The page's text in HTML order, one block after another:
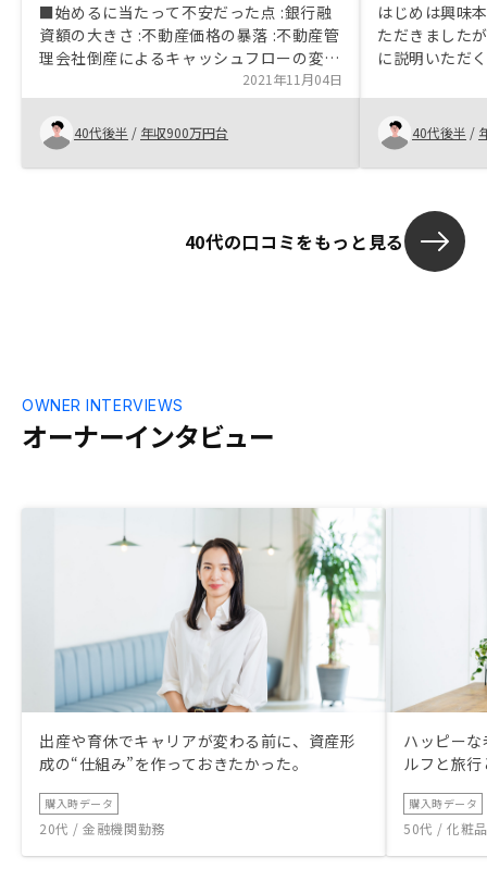
■始めるに当たって不安だった点 :銀行融
資額の大きさ :不動産価格の暴落 :不動産管
理会社倒産によるキャッシュフローの変動
■購入の決め手となった点 :もともと株式
投資をやっていたためジーエーテクノロジ
ーズが東証マザーズに上場したとき代表取
締役樋口龍さんのYouTubeを拝見した。
理念、ビジョン、情熱、新しいプラットフ
フォワードの広告にジーエーテクノロジー
運んだ、理由は不動産投資とは言え大金の
銀行融資を受けるためやはりface-to-face
で営業マンと話をしたかった、自分の目で
ても心配性のため1人の営業マンの話だけ
では決意と覚悟が決まらず合計4人の営業
マンと商談を行った。 :どの営業マンも知
識スキルは高く商談内容に相違は無いこと
を確認、最後の決め手となった営業マンの
一言、まず不動産投資をやるかやらないか
その決断をゆっくりでいいので決めてまし
ょう。その決断が決まったらゆっくりでい
いので物件に何を重視すべきかどういう物
ていきましょう。この言葉で決意と覚悟が
決まり次の面談で物件2件を購入した。は
じめての商談から契約まで約2年。 :最大の
メリット 自分が買った金融資産、不動産
ローンを他人資本で毎月毎月返済してくれ
ること。 私の場合2物件を買ったので2人
2021年11月04日
40代後半 / 年収900万円台
はじめは興味
ただきました
に説明いただ
事が最大の理
おいてもスピ
ていただける
かったのが印
40代後半 /
40代の口コミをもっと見る
オーナーインタビュー
OWNER INTERVIEWS
出産や育休でキャリアが変わる前に、資産形
成の“仕組み”を作っておきたかった。
購入時データ
20代 / 金融機関勤務
ハッピー
ルフと旅
購入時データ
50代 / 化粧